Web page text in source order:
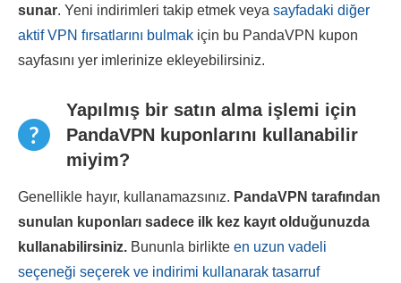
sunar. Yeni indirimleri takip etmek veya sayfadaki diğer
aktif VPN fırsatlarını bulmak için bu PandaVPN kupon
sayfasını yer imlerinize ekleyebilirsiniz.
Yapılmış bir satın alma işlemi için
PandaVPN kuponlarını kullanabilir
miyim?
Genellikle hayır, kullanamazsınız. PandaVPN tarafından
sunulan kuponları sadece ilk kez kayıt olduğunuzda
kullanabilirsiniz. Bununla birlikte en uzun vadeli
seçeneği seçerek ve indirimi kullanarak tasarruf